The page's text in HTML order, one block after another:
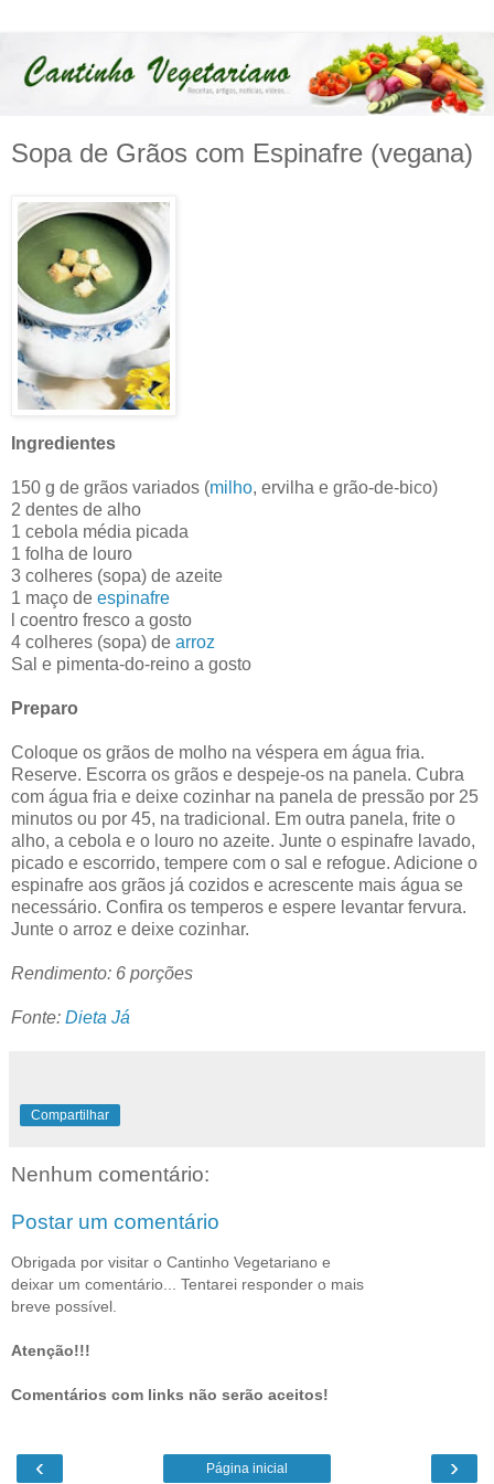
Sopa de Grãos com Espinafre (vegana)
Ingredientes
150 g de grãos variados (milho, ervilha e grão-de-bico)
2 dentes de alho
1 cebola média picada
1 folha de louro
3 colheres (sopa) de azeite
1 maço de espinafre
l coentro fresco a gosto
4 colheres (sopa) de arroz
Sal e pimenta-do-reino a gosto
Preparo
Coloque os grãos de molho na véspera em água fria.
Reserve. Escorra os grãos e despeje-os na panela. Cubra
com água fria e deixe cozinhar na panela de pressão por 25
minutos ou por 45, na tradicional. Em outra panela, frite o
alho, a cebola e o louro no azeite. Junte o espinafre lavado,
picado e escorrido, tempere com o sal e refogue. Adicione o
espinafre aos grãos já cozidos e acrescente mais água se
necessário. Confira os temperos e espere levantar fervura.
Junte o arroz e deixe cozinhar.
Rendimento: 6 porções
Fonte: Dieta Já
Compartilhar
Nenhum comentário:
Postar um comentário
Obrigada por visitar o Cantinho Vegetariano e
deixar um comentário... Tentarei responder o mais
breve possível.
Atenção!!!
Comentários com links não serão aceitos!
‹ ›
Página inicial